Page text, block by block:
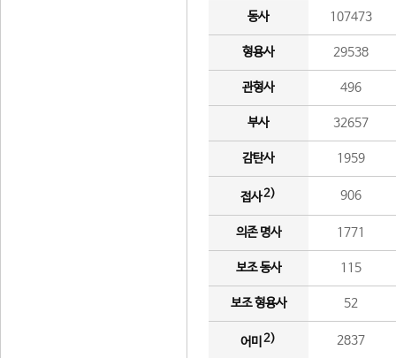
동사 107473
형용사 29538
관형사 496
부사 32657
감탄사 1959
접사2) 906
의존 명사 1771
보조 동사 115
보조 형용사 52
어미 2) 2837